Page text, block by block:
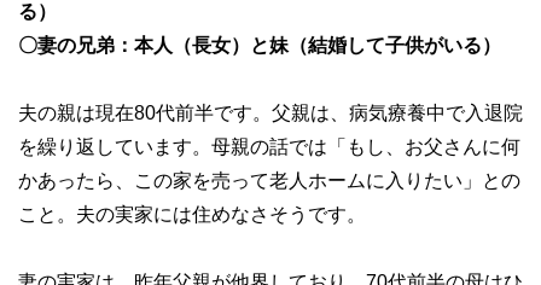
る）
〇妻の兄弟：本人（長女）と妹（結婚して子供がいる）
夫の親は現在80代前半です。父親は、病気療養中で入退院
を繰り返しています。母親の話では「もし、お父さんに何
かあったら、この家を売って老人ホームに入りたい」との
こと。夫の実家には住めなさそうです。